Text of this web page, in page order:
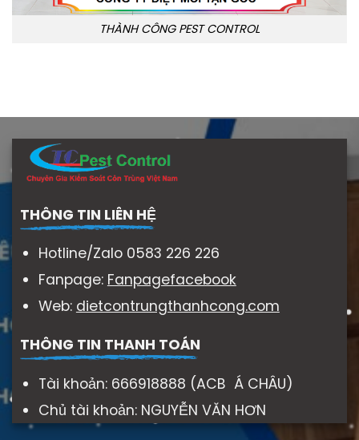
THÀNH CÔNG PEST CONTROL
THÔNG TIN LIÊN HỆ
Hotline/Zalo 0583 226 226
Fanpage: Fanpagefacebook
Web: dietcontrungthanhcong.com
THÔNG TIN THANH TOÁN
Tài khoản: 666918888 (ACB Á CHÂU)
Chủ tài khoản: NGUYỄN VĂN HƠN